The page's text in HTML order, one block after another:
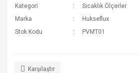
Kategori
Sıcaklık Ölçerler
Marka
Hukseflux
Stok Kodu
PVMT01
Karşılaştır